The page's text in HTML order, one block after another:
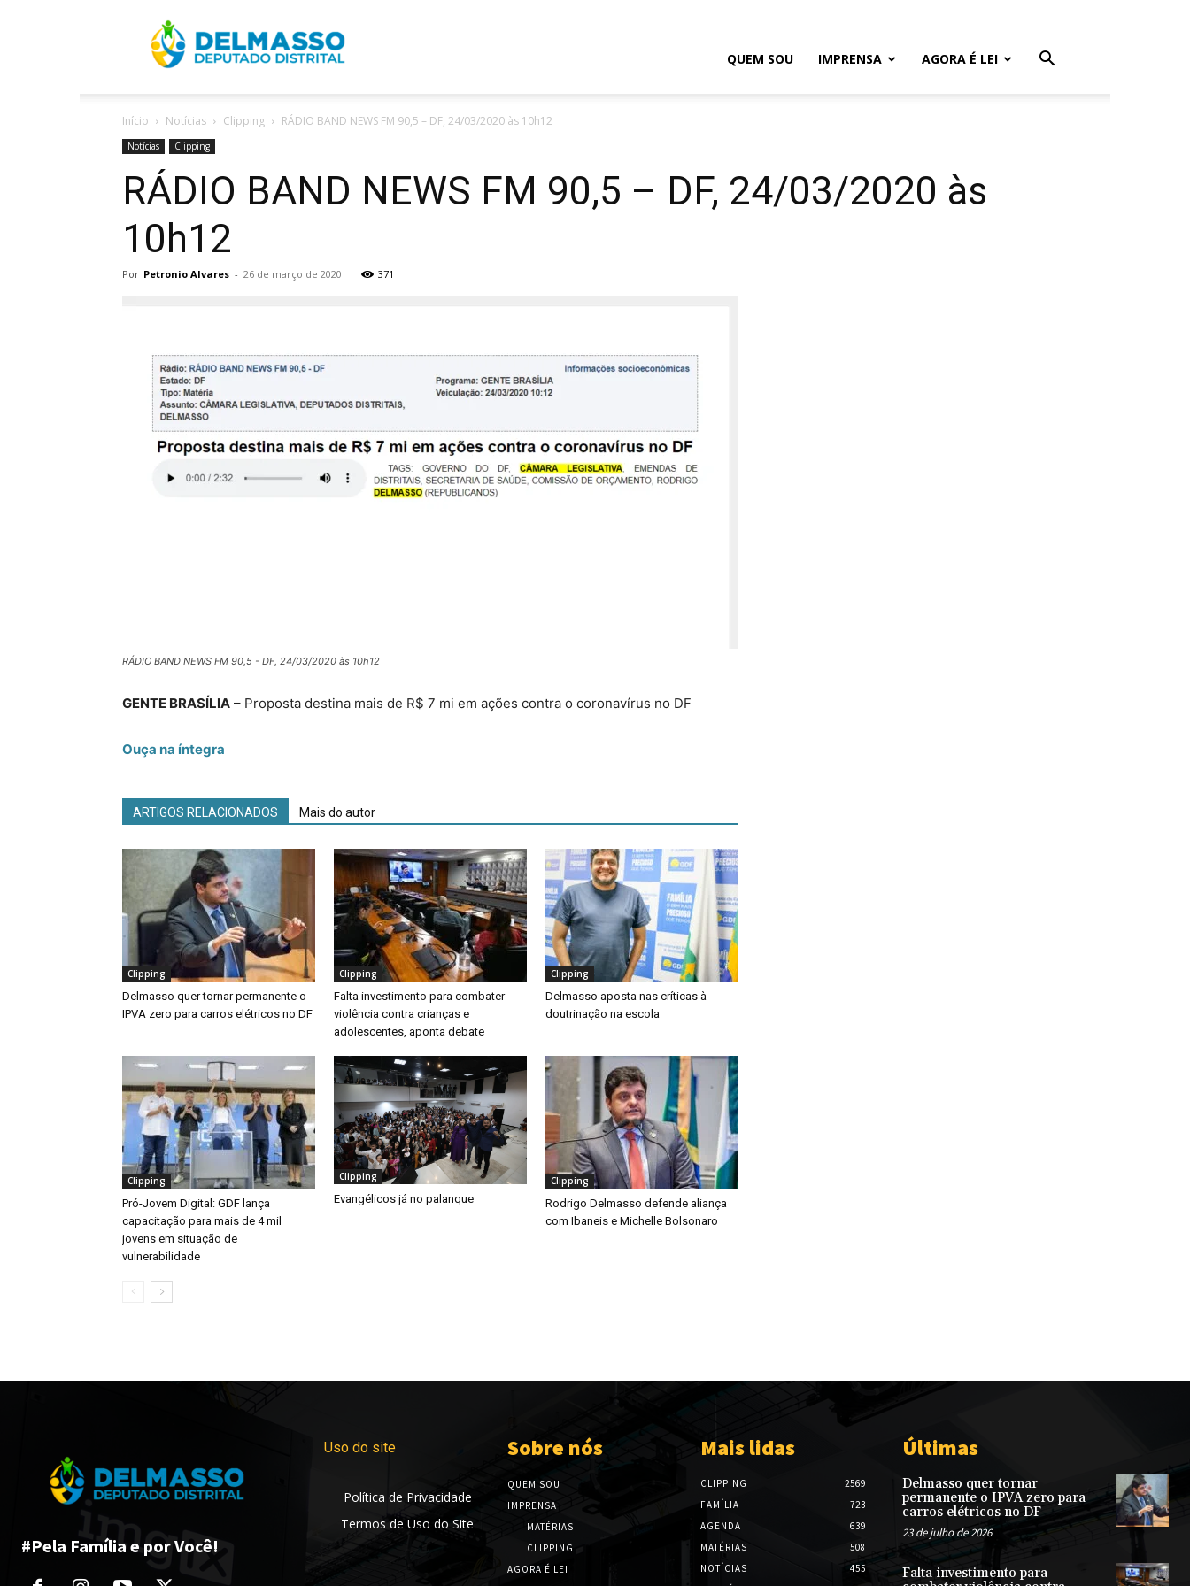
QUEM SOU IMPRENSA AGORA É LEI
Início Notícias Clipping RÁDIO BAND NEWS FM 90,5 – DF, 24/03/2020 às 10h12
Notícias Clipping
RÁDIO BAND NEWS FM 90,5 – DF, 24/03/2020 às
10h12
Por Petronio Alvares - 26 de março de 2020 371
RÁDIO BAND NEWS FM 90,5 - DF, 24/03/2020 às 10h12
GENTE BRASÍLIA – Proposta destina mais de R$ 7 mi em ações contra o coronavírus no DF
Ouça na íntegra
ARTIGOS RELACIONADOS Mais do autor
Clipping
Delmasso quer tornar permanente o
IPVA zero para carros elétricos no DF
Clipping
Falta investimento para combater
violência contra crianças e
adolescentes, aponta debate
Clipping
Delmasso aposta nas críticas à
doutrinação na escola
Clipping
Pró-Jovem Digital: GDF lança
capacitação para mais de 4 mil
jovens em situação de
vulnerabilidade
Clipping
Evangélicos já no palanque
Clipping
Rodrigo Delmasso defende aliança
com Ibaneis e Michelle Bolsonaro
#Pela Família e por Você!
Uso do site
Política de Privacidade
Termos de Uso do Site
Sobre nós
QUEM SOU
IMPRENSA
MATÉRIAS
CLIPPING
AGORA É LEI
Mais lidas
CLIPPING
2569
FAMÍLIA
723
AGENDA
639
MATÉRIAS
508
NOTÍCIAS
455
Últimas
Delmasso quer tornar
permanente o IPVA zero para
carros elétricos no DF
23 de julho de 2026
Falta investimento para